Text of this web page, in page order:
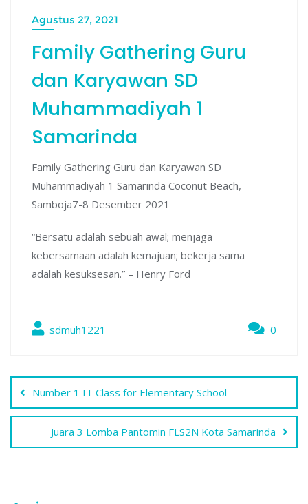
Agustus 27, 2021
Family Gathering Guru
dan Karyawan SD
Muhammadiyah 1
Samarinda
Family Gathering Guru dan Karyawan SD
Muhammadiyah 1 Samarinda Coconut Beach,
Samboja7-8 Desember 2021
“Bersatu adalah sebuah awal; menjaga
kebersamaan adalah kemajuan; bekerja sama
adalah kesuksesan.” – Henry Ford
sdmuh1221 0
Navigasi
posNumber 1 IT Class for Elementary School
Juara 3 Lomba Pantomin FLS2N Kota Samarinda